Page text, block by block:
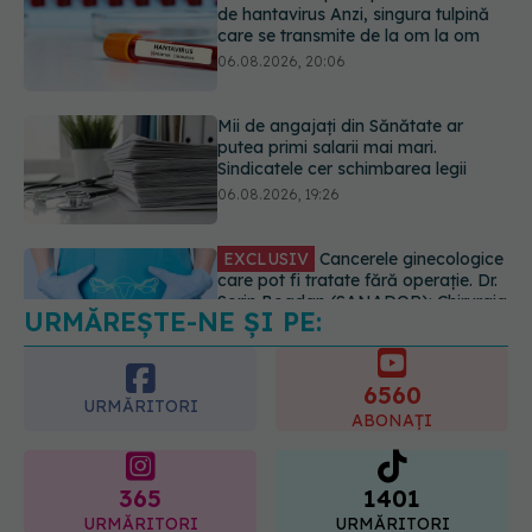
putea primi salarii mai mari.
Sindicatele cer schimbarea legii
06.08.2026, 19:26
EXCLUSIV Cancerele ginecologice
care pot fi tratate fără operație. Dr.
Sorin Bogdan (SANADOR): Chirurgia
este indicată doar punctual, pentru
anumite categorii de paciente
EXCLUSIV Brahiterapie vs
radioterapie externă în cancerul
ginecologic. Dr. Sorin Bogdan
(SANADOR) explică diferența și
cum acționează tratamentul
URMĂREȘTE-NE ȘI PE:
URMĂRITORI 6560
ABONAȚI
365
URMĂRITORI
1401
URMĂRITORI
ARTICOLE SIMILARE